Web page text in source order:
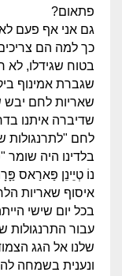
פתאום?
גם אני אף פעם לא
כך למה הם
בטוח שגידלו, לא
שגברת אמינוף
שאריות לחם יבש
שדיברה איתנו
לחם "לתרנגולות
בלדינו היה שומר
נוֹ טְיֵינֵן פַּארַאס
איסוף שאריות
בכל יום שישי
עבור התרנגולות
שלנו אל הגג
ונענית בשמחה